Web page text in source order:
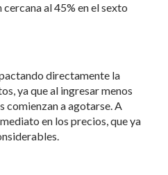
al 45% en el sexto
directamente la
ya que al ingresar menos
comienzan a agotarse. A
en los precios, que ya